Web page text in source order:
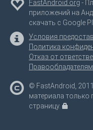
FastAndroid.org -
приложений на
скачать с Google
Условия
Политика
Отказ от
Правообладателям
© FastAndroid,
материала только
страницу.